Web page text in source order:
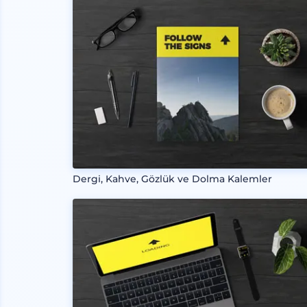
Dergi, Kahve, Gözlük ve Dolma Kalemler